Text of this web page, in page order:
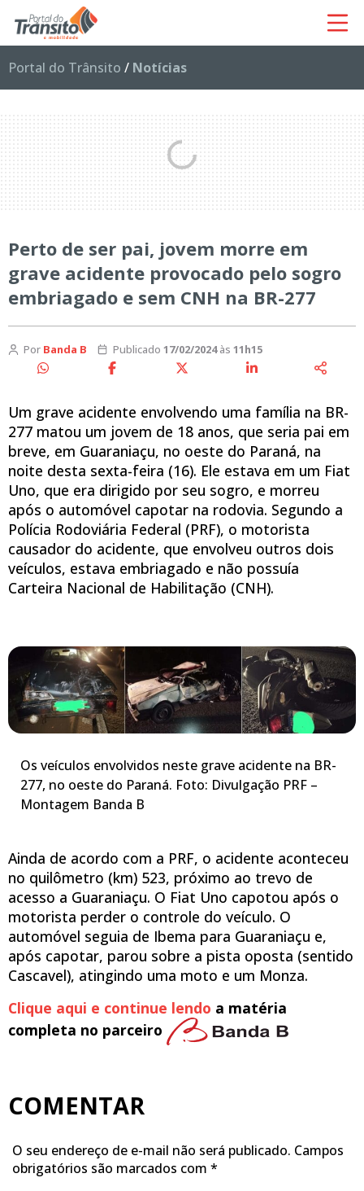
Portal do Trânsito / Notícias
Perto de ser pai, jovem morre em
grave acidente provocado pelo sogro
embriagado e sem CNH na BR-277
Por Banda B Publicado 17/02/2024às 11h15
Um grave acidente envolvendo uma família na BR-
277 matou um jovem de 18 anos, que seria pai em
breve, em Guaraniaçu, no oeste do Paraná, na
noite desta sexta-feira (16). Ele estava em um Fiat
Uno, que era dirigido por seu sogro, e morreu
após o automóvel capotar na rodovia. Segundo a
Polícia Rodoviária Federal (PRF), o motorista
causador do acidente, que envolveu outros dois
veículos, estava embriagado e não possuía
Carteira Nacional de Habilitação (CNH).
Os veículos envolvidos neste grave acidente na BR-
277, no oeste do Paraná. Foto: Divulgação PRF –
Montagem Banda B
Ainda de acordo com a PRF, o acidente aconteceu
no quilômetro (km) 523, próximo ao trevo de
acesso a Guaraniaçu. O Fiat Uno capotou após o
motorista perder o controle do veículo. O
automóvel seguia de Ibema para Guaraniaçu e,
após capotar, parou sobre a pista oposta (sentido
Cascavel), atingindo uma moto e um Monza.
Clique aqui e continue lendo a matéria
completa no parceiro
COMENTAR
O seu endereço de e-mail não será publicado. Campos
obrigatórios são marcados com *